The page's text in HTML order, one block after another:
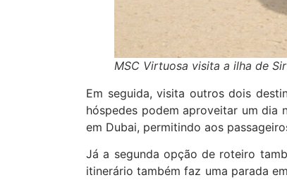
MSC Virtuosa visita a ilha de
Em seguida, visita outros dois
hóspedes podem aproveitar um dia
em Dubai, permitindo aos
Já a segunda opção de roteiro
itinerário também faz uma parada